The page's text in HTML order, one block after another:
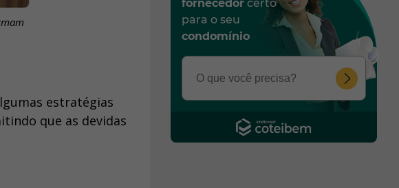
estratégias
que as devidas
fornecedor certo
para o seu
condomínio